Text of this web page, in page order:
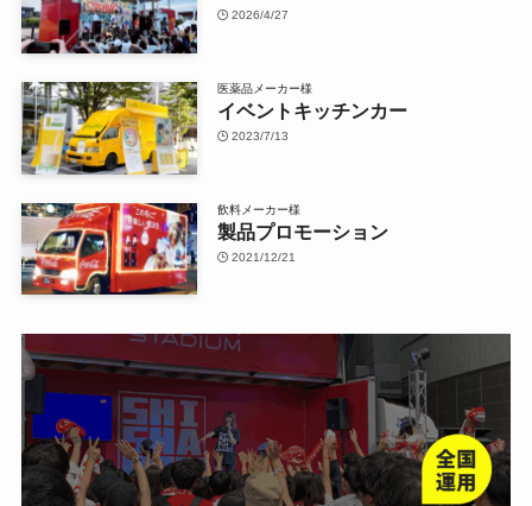
2026/4/27
医薬品メーカー様
イベントキッチンカー
2023/7/13
飲料メーカー様
製品プロモーション
2021/12/21